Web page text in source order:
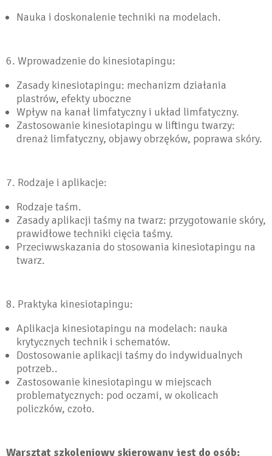
Nauka i doskonalenie techniki na modelach.
6. Wprowadzenie do kinesiotapingu:
Zasady kinesiotapingu: mechanizm działania
plastrów, efekty uboczne
Wpływ na kanał limfatyczny i układ limfatyczny.
Zastosowanie kinesiotapingu w liftingu twarzy:
drenaż limfatyczny, objawy obrzęków, poprawa skóry.
7. Rodzaje i aplikacje:
Rodzaje taśm.
Zasady aplikacji taśmy na twarz: przygotowanie skóry,
prawidłowe techniki cięcia taśmy.
Przeciwwskazania do stosowania kinesiotapingu na
twarz.
8. Praktyka kinesiotapingu:
Aplikacja kinesiotapingu na modelach: nauka
krytycznych technik i schematów.
Dostosowanie aplikacji taśmy do indywidualnych
potrzeb..
Zastosowanie kinesiotapingu w miejscach
problematycznych: pod oczami, w okolicach
policzków, czoło.
Warsztat szkoleniowy skierowany jest do osób: